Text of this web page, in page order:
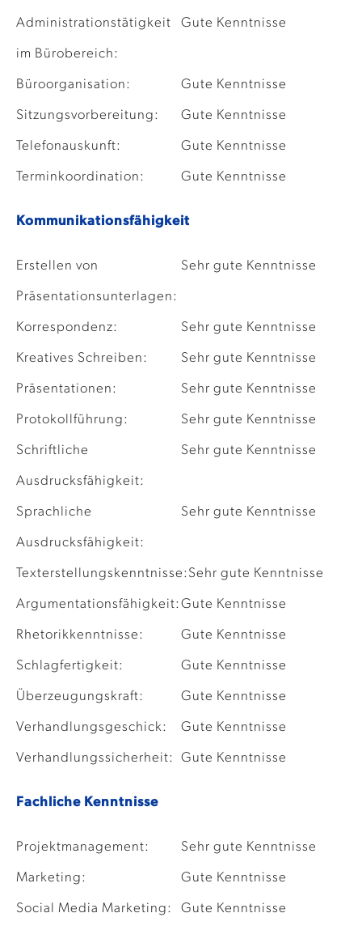
Administrationstätigkeit
im Bürobereich:
Gute Kenntnisse
Büroorganisation: Gute Kenntnisse
Sitzungsvorbereitung: Gute Kenntnisse
Telefonauskunft: Gute Kenntnisse
Terminkoordination: Gute Kenntnisse
Kommunikationsfähigkeit
Erstellen von
Präsentationsunterlagen:
Sehr gute Kenntnisse
Korrespondenz: Sehr gute Kenntnisse
Kreatives Schreiben: Sehr gute Kenntnisse
Präsentationen: Sehr gute Kenntnisse
Protokollführung: Sehr gute Kenntnisse
Schriftliche
Ausdrucksfähigkeit:
Sehr gute Kenntnisse
Sprachliche
Ausdrucksfähigkeit:
Sehr gute Kenntnisse
Texterstellungskenntnisse:Sehr gute Kenntnisse
Argumentationsfähigkeit:Gute Kenntnisse
Rhetorikkenntnisse: Gute Kenntnisse
Schlagfertigkeit: Gute Kenntnisse
Überzeugungskraft: Gute Kenntnisse
Verhandlungsgeschick: Gute Kenntnisse
Verhandlungssicherheit: Gute Kenntnisse
Fachliche Kenntnisse
Projektmanagement: Sehr gute Kenntnisse
Marketing: Gute Kenntnisse
Social Media Marketing: Gute Kenntnisse